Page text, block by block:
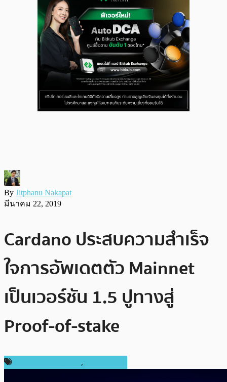
By Jitphanu Nakapat
มีนาคม 22, 2019
Cardano ประสบความสำเร็จ
ใจการอัพเดตตัว Mainnet
เป็นเวอร์ชัน 1.5 ปูทางสู่
Proof-of-stake
,